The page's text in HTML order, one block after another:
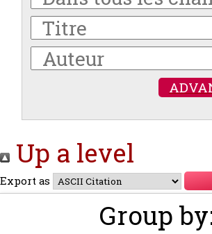
Up a level
Export as
Group